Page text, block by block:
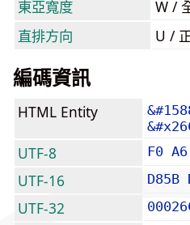
東亞寬度
W /
直排方向 U /
編碼資訊
HTML Entity
UTF-8 F0
UTF-16 D85B
UTF-32